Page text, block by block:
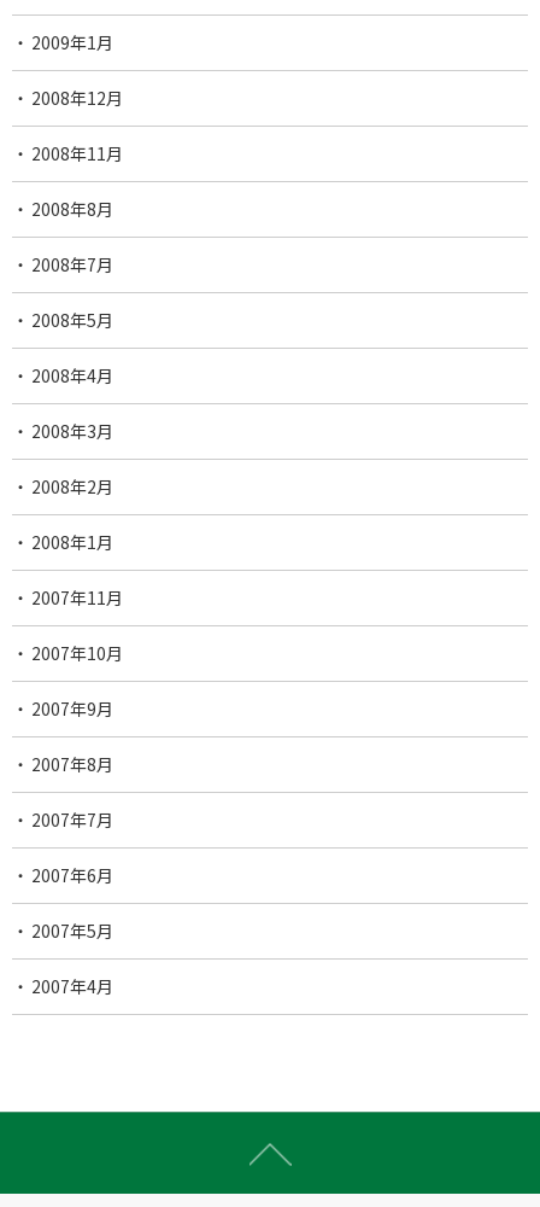
2009年1月
2008年12月
2008年11月
2008年8月
2008年7月
2008年5月
2008年4月
2008年3月
2008年2月
2008年1月
2007年11月
2007年10月
2007年9月
2007年8月
2007年7月
2007年6月
2007年5月
2007年4月